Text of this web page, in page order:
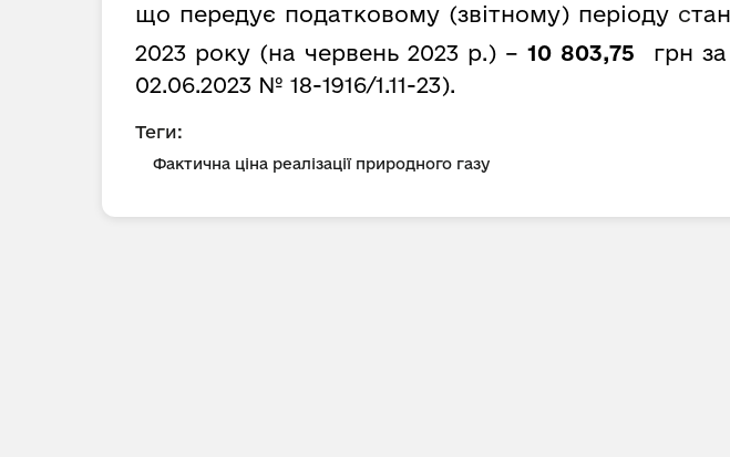
що передує податковому (звітному) періодус
2023 року (на червень 2023 р.) –10 803,75 грн
02.06.2023 № 18-1916/1.11-23).
Теги:
Фактична ціна реалізації природного газу